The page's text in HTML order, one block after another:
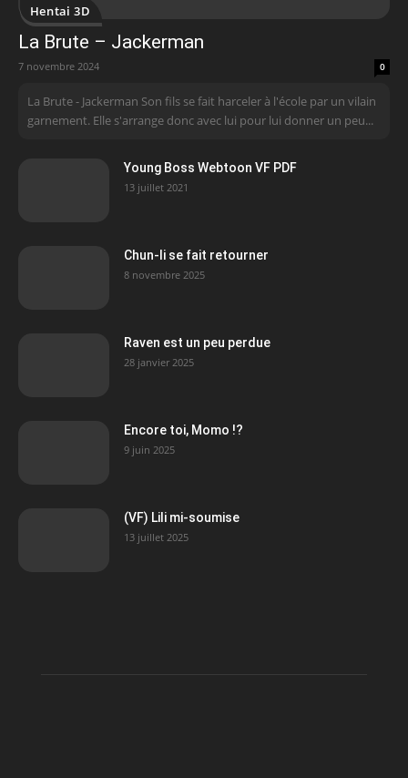
Hentai 3D
La Brute – Jackerman
7 novembre 2024 0
La Brute - Jackerman Son fils se fait harceler à l'école par un vilain
garnement. Elle s'arrange donc avec lui pour lui donner un peu...
Young Boss Webtoon VF PDF
13 juillet 2021
Chun-li se fait retourner
8 novembre 2025
Raven est un peu perdue
28 janvier 2025
Encore toi, Momo !?
9 juin 2025
(VF) Lili mi-soumise
13 juillet 2025